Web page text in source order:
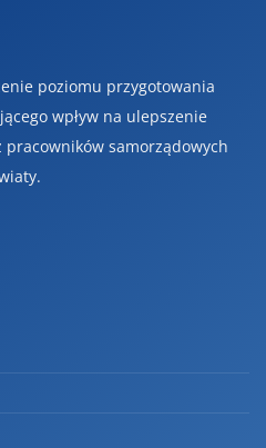
poziomu przygotowania
wpływ na ulepszenie
samorządowych